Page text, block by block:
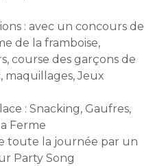
: avec un concours de
de la framboise,
course des garçons de
maquillages, Jeux
: Snacking, Gaufres,
Ferme
toute la journée par un
Party Song